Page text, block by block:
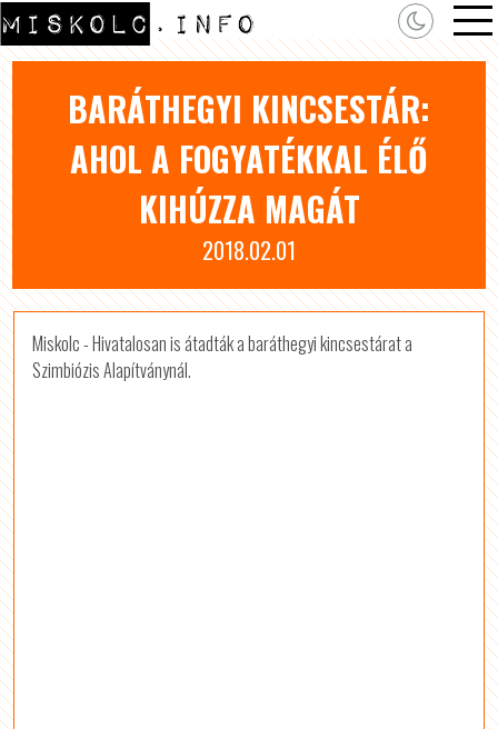
BARÁTHEGYI KINCSESTÁR:
AHOL A FOGYATÉKKAL ÉLŐ
KIHÚZZA MAGÁT
2018.02.01
Miskolc - Hivatalosan is átadták a baráthegyi kincses­tárat a
Szimbiózis Alapítványnál.